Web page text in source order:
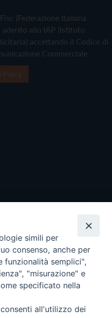
(Federazione Italiana
aderito allo IAP (Istituto
accettando il Codice di
Commerciale
i diritti riservati - Vita
simili per
consenso, anche per
funzionalità semplici",
"misurazione" e
specificato nella
all'utilizzo dei